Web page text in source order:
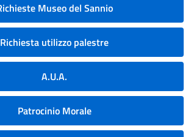
Museo del Sannio
Richiesta utilizzo palestre
A.U.A.
Patrocinio Morale